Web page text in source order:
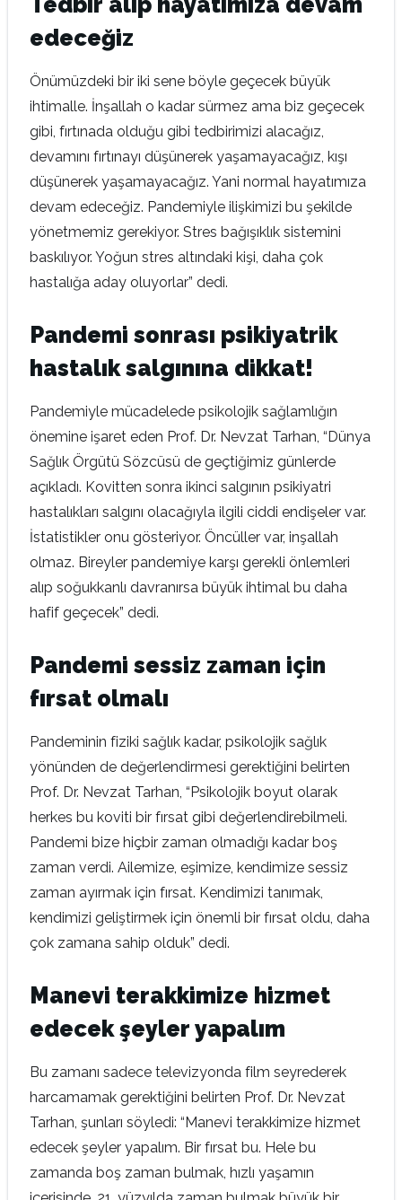
edeceğiz
Önümüzdeki bir iki sene böyle geçecek büyük
ihtimalle. İnşallah o kadar sürmez ama biz geçecek
gibi, fırtınada olduğu gibi tedbirimizi alacağız,
devamını fırtınayı düşünerek yaşamayacağız, kışı
düşünerek yaşamayacağız. Yani normal hayatımıza
devam edeceğiz. Pandemiyle ilişkimizi bu şekilde
yönetmemiz gerekiyor. Stres bağışıklık sistemini
baskılıyor. Yoğun stres altındaki kişi, daha çok
hastalığa aday oluyorlar” dedi.
Pandemi sonrası psikiyatrik
hastalık salgınına dikkat!
Pandemiyle mücadelede psikolojik sağlamlığın
önemine işaret eden Prof. Dr. Nevzat Tarhan, “Dünya
Sağlık Örgütü Sözcüsü de geçtiğimiz günlerde
açıkladı. Kovitten sonra ikinci salgının psikiyatri
hastalıkları salgını olacağıyla ilgili ciddi endişeler var.
İstatistikler onu gösteriyor. Öncüller var, inşallah
olmaz. Bireyler pandemiye karşı gerekli önlemleri
alıp soğukkanlı davranırsa büyük ihtimal bu daha
hafif geçecek” dedi.
Pandemi sessiz zaman için
fırsat olmalı
Pandeminin fiziki sağlık kadar, psikolojik sağlık
yönünden de değerlendirmesi gerektiğini belirten
Prof. Dr. Nevzat Tarhan, “Psikolojik boyut olarak
herkes bu koviti bir fırsat gibi değerlendirebilmeli.
Pandemi bize hiçbir zaman olmadığı kadar boş
zaman verdi. Ailemize, eşimize, kendimize sessiz
zaman ayırmak için fırsat. Kendimizi tanımak,
kendimizi geliştirmek için önemli bir fırsat oldu, daha
çok zamana sahip olduk” dedi.
Manevi terakkimize hizmet
edecek şeyler yapalım
Bu zamanı sadece televizyonda film seyrederek
harcamamak gerektiğini belirten Prof. Dr. Nevzat
Tarhan, şunları söyledi: “Manevi terakkimize hizmet
edecek şeyler yapalım. Bir fırsat bu. Hele bu
zamanda boş zaman bulmak, hızlı yaşamın